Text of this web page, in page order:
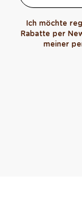
Ich möchte
Rabatte per
meiner